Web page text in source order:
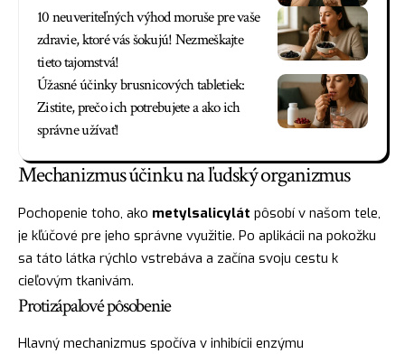
10 neuveriteľných výhod moruše pre vaše
zdravie, ktoré vás šokujú! Nezmeškajte
tieto tajomstvá!
Úžasné účinky brusnicových tabletiek:
Zistite, prečo ich potrebujete a ako ich
správne užívať!
Mechanizmus účinku na ľudský organizmus
Pochopenie toho, ako metylsalicylát pôsobí v našom tele,
je kľúčové pre jeho správne využitie. Po aplikácii na pokožku
sa táto látka rýchlo vstrebáva a začína svoju cestu k
cieľovým tkanivám.
Protizápalové pôsobenie
Hlavný mechanizmus spočíva v inhibícii enzýmu